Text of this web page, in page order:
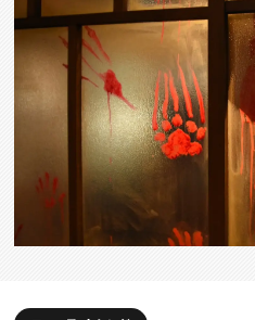
RECRUIT
クリエイター求人を探す
CREATIVE JOB求人検索
特集求人
採用説明会
転職支援サービス
CONTENTS
スキルアップしたい！
プログラミング